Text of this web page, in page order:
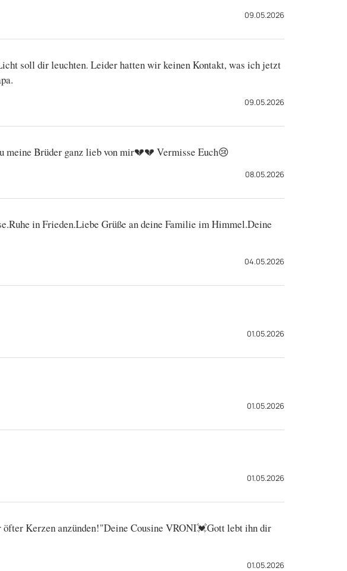
09.05.2026
soll dir leuchten. Leider hatten wir keinen Kontakt, was ich jetzt
09.05.2026
meine Brüder ganz lieb von mir💔💔 Vermisse Euch😢
08.05.2026
in Frieden.Liebe Grüße an deine Familie im Himmel.Deine
04.05.2026
01.05.2026
01.05.2026
01.05.2026
Kerzen anzünden!"Deine Cousine VRONI💓Gott lebt ihn dir
01.05.2026